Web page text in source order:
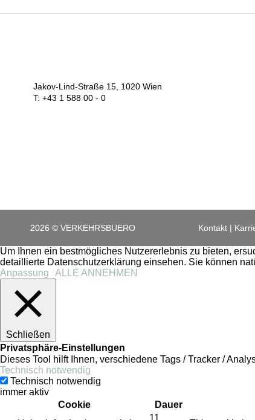
Jakov-Lind-Straße 15, 1020 Wien
T: +43 1 588 00 - 0
2026 © VERKEHRSBUERO Kontakt
Um Ihnen ein bestmögliches Nutzererlebnis zu bieten,
detaillierte Datenschutzerklärung einsehen. Sie können
Anpassung
ALLE ANNEHMEN
Schließen
Privatsphäre-Einstellungen
Dieses Tool hilft Ihnen, verschiedene Tags / Tracker /
Technisch notwendig
Technisch notwendig
immer aktiv
Cookie
Dauer
11